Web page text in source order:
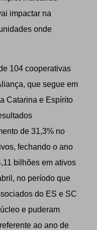
impactar na
onde
104 cooperativas
que segue em
Catarina e Espírito
de 31,3% no
fechando o ano
bilhões em ativos
no período que
do ES e SC
e puderam
ao ano de